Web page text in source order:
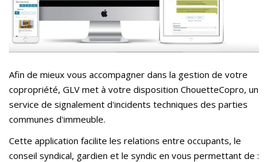
Afin de mieux vous accompagner dans la gestion de votre
copropriété, GLV met à votre disposition ChouetteCopro, un
service de signalement d'incidents techniques des parties
communes d'immeuble.
Cette application facilite les relations entre occupants, le
conseil syndical, gardien et le syndic en vous permettant de :